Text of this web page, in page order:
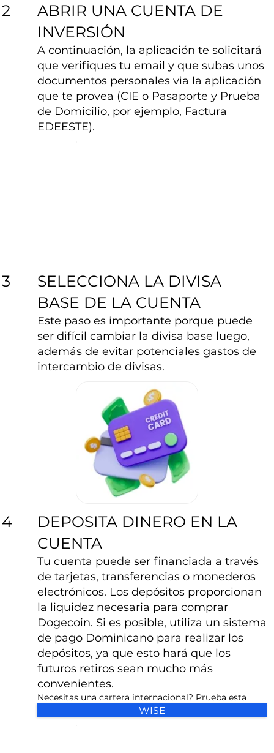
2
3
4
ABRIR UNA CUENTA DE
INVERSIÓN
A continuación, la aplicación te solicitará
que verifiques tu email y que subas unos
documentos personales via la aplicación
que te provea (CIE o Pasaporte y Prueba
de Domicilio, por ejemplo, Factura
EDEESTE).
SELECCIONA LA DIVISA
BASE DE LA CUENTA
Este paso es importante porque puede
ser difícil cambiar la divisa base luego,
además de evitar potenciales gastos de
intercambio de divisas.
DEPOSITA DINERO EN LA
CUENTA
Tu cuenta puede ser financiada a través
de tarjetas, transferencias o monederos
electrónicos. Los depósitos proporcionan
la liquidez necesaria para comprar
Dogecoin. Si es posible, utiliza un sistema
de pago Dominicano para realizar los
depósitos, ya que esto hará que los
futuros retiros sean mucho más
convenientes.
Necesitas una cartera internacional? Prueba esta
WISE